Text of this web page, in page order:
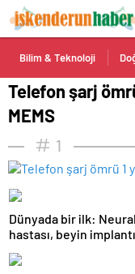
Bilim & Teknoloji
Telefon şarj
MEMS
1
Dünyada bir ilk:
hastası, beyin
kez YouTube videosu
hazırladı